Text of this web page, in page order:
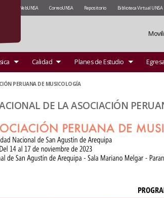
WebUNSA CorreoUNSA Repositorio Biblioteca Virtual UNSA
Calidad Planes de Estudio
PERUANA DE MUSICOLOGÍA
DE LA ASOCIACIÓN